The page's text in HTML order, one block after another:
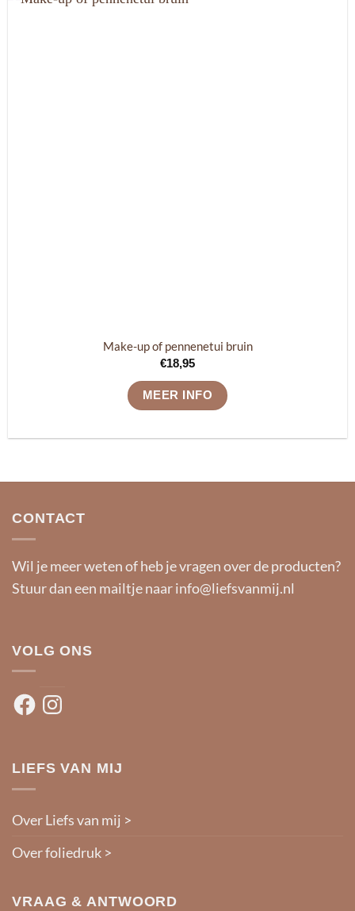
Make-up of pennenetui bruin
€18,95
MEER INFO
CONTACT
Wil je meer weten of heb je vragen over de producten?
Stuur dan een mailtje naarinfo@liefsvanmij.nl
VOLG ONS
FacebookInstagram
LIEFS VAN MIJ
Over Liefs van mij >
Over foliedruk >
VRAAG & ANTWOORD